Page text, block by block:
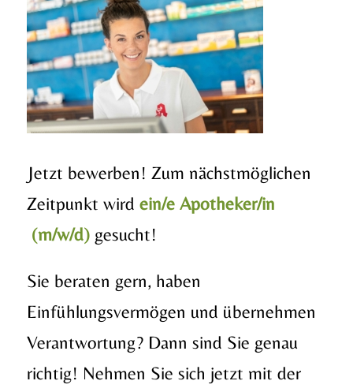
Jetzt bewerben! Zum nächstmöglichen
Zeitpunkt wird ein/e Apotheker/in
(m/w/d)gesucht!
Sie beraten gern, haben
Einfühlungsvermögen und übernehmen
Verantwortung? Dann sind Sie genau
richtig! Nehmen Sie sich jetzt mit der